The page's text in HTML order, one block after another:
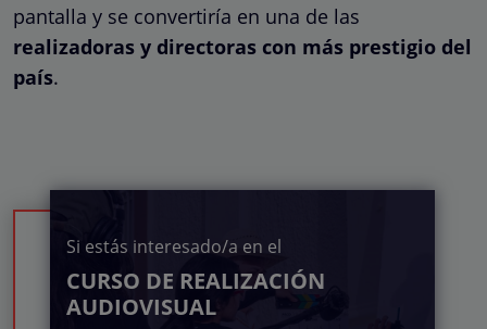
pantalla y se convertiría en una de las
realizadoras y directoras con más prestigio del
país.
Si estás interesado/a en el
CURSO DE REALIZACIÓN
AUDIOVISUAL